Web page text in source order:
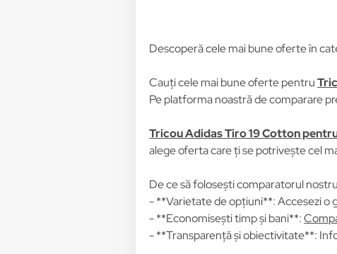
Descoperă cele mai bune oferte în
Cauți cele mai bune oferte pentru
Pe platforma noastră de comparare
Tricou Adidas Tiro 19 Cotton
alege oferta care ți se potrivește cel
De ce să folosești comparatorul
- **Varietate de opțiuni**: Accesezi o
- **Economisești timp și bani**:
- **Transparență și obiectivitate**: